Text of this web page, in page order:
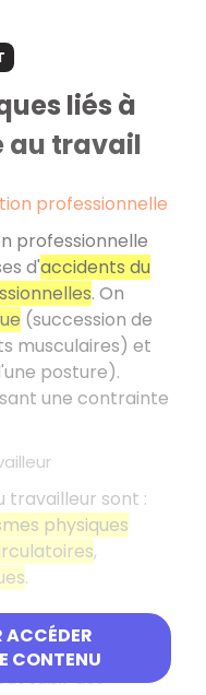
ACCÉDER
CONTENU
liés à
au travail
professionnelle
professionnelle
d'accidents du
. On
(succession de
musculaires) et
posture).
une contrainte
travailleur sont :
physiques
,
.
vertèbreset de
subir des